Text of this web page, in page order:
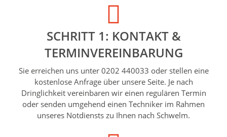
SCHRITT 1: KONTAKT &
TERMINVEREINBARUNG
Sie erreichen uns unter 0202 440033 oder stellen eine
kostenlose Anfrage über unsere Seite. Je nach
Dringlichkeit vereinbaren wir einen regulären Termin
oder senden umgehend einen Techniker im Rahmen
unseres Notdiensts zu Ihnen nach Schwelm.